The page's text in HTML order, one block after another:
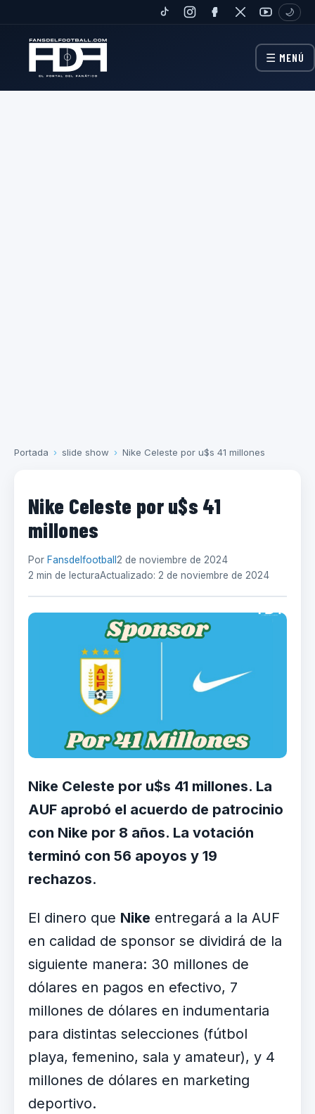
TIKTOKINSTAGRAMFANPAGETWITTERYOUTUBE
🌙
☰ MENÚ
Portada › slide show › Nike Celeste por u$s 41 millones
Nike Celeste por u$s 41
millones
Por Fansdelfootball 2 de noviembre de 2024
2 min de lecturaActualizado: 2 de noviembre de 2024
Nike Celeste por u$s 41 millones. La
AUF aprobó el acuerdo de patrocinio
con Nike por 8 años. La votación
terminó con 56 apoyos y 19
rechazos.
El dinero que Nike entregará a la AUF
en calidad de sponsor se dividirá de la
siguiente manera: 30 millones de
dólares en pagos en efectivo, 7
millones de dólares en indumentaria
para distintas selecciones (fútbol
playa, femenino, sala y amateur), y 4
millones de dólares en marketing
deportivo.